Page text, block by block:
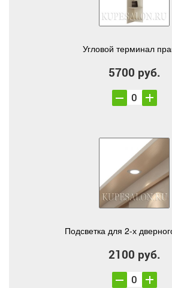
Угловой терминал
5700 руб.
Подсветка для 2-х
2100 руб.